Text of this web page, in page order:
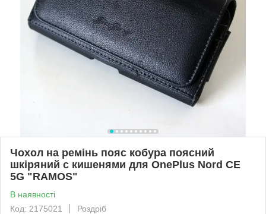
Чохол на ремінь пояс кобура поясний
шкіряний c кишенями для OnePlus Nord CE
5G "RAMOS"
В наявності
Код: 2175021
Роздріб